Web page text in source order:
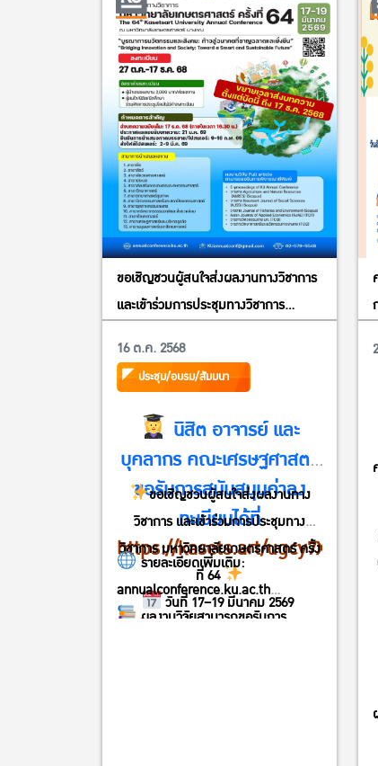
ขอเชิญชวนผู้สนใจส่งผลงานทางวิชาการ
และเข้าร่วมการประชุมทางวิชาการ
16 ต.ค. 2568
ประชุม/อบรม/สัมมนา
นิสิต อาจารย์ และ
บุคลากร คณะเศรษฐศาสตร์
ขอรับการสนับสนุนค่าลง
ทะเบียนได้ที่
https://kasets.art/ugcy7X
ขอเชิญชวนผู้สนใจส่งผลงานทาง
วิชาการ และเข้าร่วมการประชุมทาง
วิชาการ มหาวิทยาลัยเกษตรศาสตร์ ครั้ง
ที่ 64
วันที่ 17–19 มีนาคม 2569
รายละเอียดเพิ่มเติม:
annualconference.ku.ac.th
ผลงานวิจัยสามารถขอรับการ